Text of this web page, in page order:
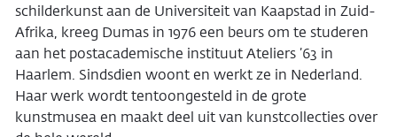
schilderkunst aan de Universiteit van Kaapstad in Zuid-
Afrika, kreeg Dumas in 1976 een beurs om te studeren
aan het postacademische instituut Ateliers ’63 in
Haarlem. Sindsdien woont en werkt ze in Nederland.
Haar werk wordt tentoongesteld in de grote
kunstmusea en maakt deel uit van kunstcollecties over